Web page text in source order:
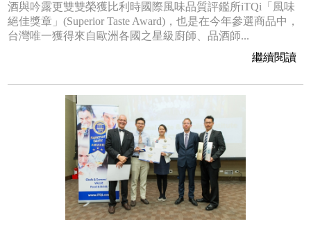
酒與吟露更雙雙榮獲比利時國際風味品質評鑑所iTQi「風味
絕佳獎章」(Superior Taste Award)，也是在今年參選商品中，
台灣唯一獲得來自歐洲各國之星級廚師、品酒師...
繼續閱讀